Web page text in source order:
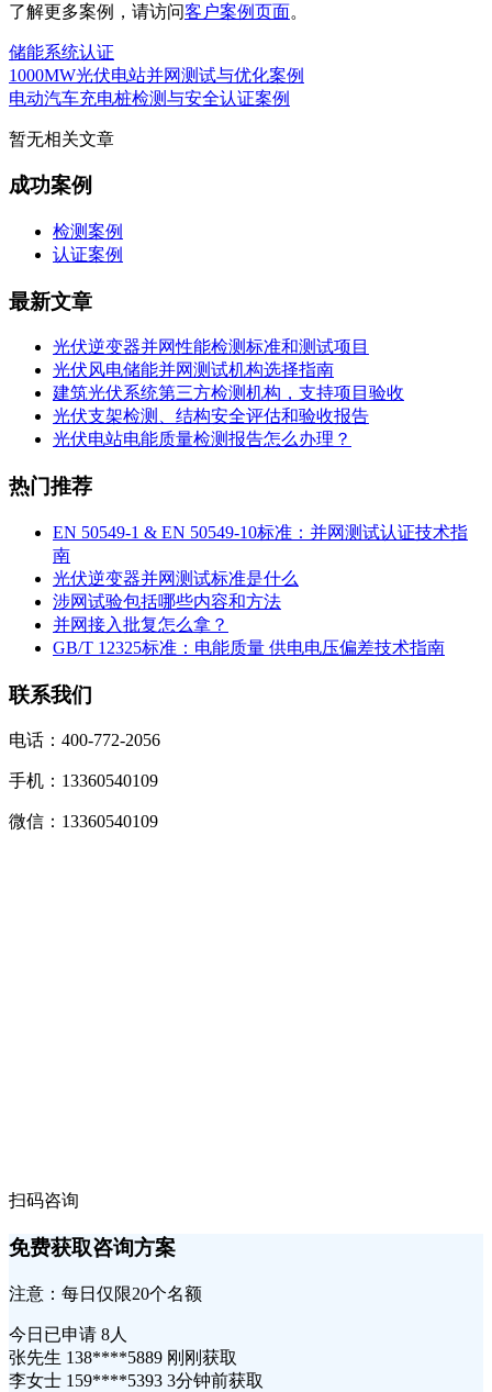
了解更多案例，请访问客户案例页面。
储能系统认证
1000MW光伏电站并网测试与优化案例
电动汽车充电桩检测与安全认证案例
暂无相关文章
成功案例
检测案例
认证案例
最新文章
光伏逆变器并网性能检测标准和测试项目
光伏风电储能并网测试机构选择指南
建筑光伏系统第三方检测机构，支持项目验收
光伏支架检测、结构安全评估和验收报告
光伏电站电能质量检测报告怎么办理？
热门推荐
EN 50549-1 & EN 50549-10标准：并网测试认证技术指
南
光伏逆变器并网测试标准是什么
涉网试验包括哪些内容和方法
并网接入批复怎么拿？
GB/T 12325标准：电能质量 供电电压偏差技术指南
联系我们
电话：400-772-2056
手机：13360540109
微信：13360540109
扫码咨询
免费获取咨询方案
注意：每日仅限20个名额
今日已申请 8人
张先生 138****5889 刚刚获取
李女士 159****5393 3分钟前获取